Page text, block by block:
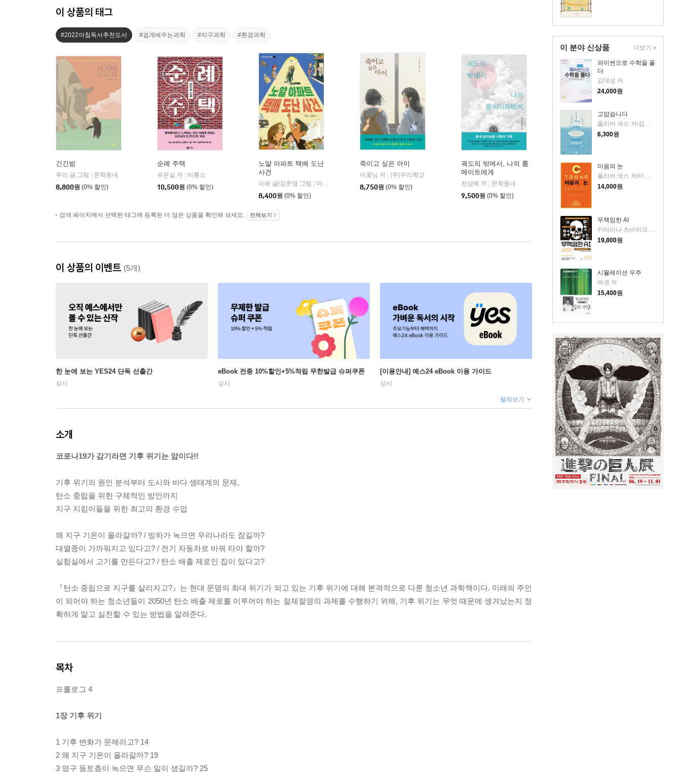
이 분야 신상품
파이썬으로 수학을 풀
다
김대성 저
24,000원
고맙습니다
올리버 색스 저/김명남 역
6,300원
마음의 눈
올리버 색스 저/이민아 역
14,000원
무책임한 AI
카타리나 츠바이크 저/유영미 역
19,800원
시뮬레이션 우주
박권 저
15,400원
더보기
이 상품의 태그
#2022아침독서추천도서 #쉽게배우는과학 #지구과학 #환경과학
긴긴밤
루리 글,그림 | 문학동네
8,800원 (0% 할인)
순례 주택
유은실 저 | 비룡소
10,500원 (0% 할인)
노얄 아파트 택배 도난
사건
이레 글/김준영 그림 | 마주별
8,400원 (0% 할인)
죽이고 싶은 아이
이꽃님 저 | (주)우리학교
8,750원 (0% 할인)
궤도의 밖에서, 나의 룸
메이트에게
전삼혜 저 | 문학동네
9,500원 (0% 할인)
검색 페이지에서 선택된 태그에 등록된 더 많은 상품을 확인해 보세요. 전체보기
이 상품의 이벤트 (5개)
한 눈에 보는 YES24 단독 선출간
상시
eBook 전종 10%할인+5%적립 무한발급 슈퍼쿠폰
상시
[이용안내] 예스24 eBook 이용 가이드
상시
펼쳐보기
소개
코로나19가 감기라면 기후 위기는 암이다!!
기후 위기의 원인 분석부터 도시와 바다 생태계의 문제,
탄소 중립을 위한 구체적인 방안까지
지구 지킴이들을 위한 최고의 환경 수업
왜 지구 기온이 올라갈까? / 빙하가 녹으면 우리나라도 잠길까?
대멸종이 가까워지고 있다고? / 전기 자동차로 바꿔 타야 할까?
실험실에서 고기를 만든다고? / 탄소 배출 제로인 집이 있다고?
『탄소 중립으로 지구를 살리자고?』는 현대 문명의 최대 위기가 되고 있는 기후 위기에 대해 본격적으로 다룬 청소년 과학책이다. 미래의 주인
이 되어야 하는 청소년들이 2050년 탄소 배출 제로를 이루어야 하는 절체절명의 과제를 수행하기 위해, 기후 위기는 무엇 때문에 생겨났는지 정
확하게 알고 실천할 수 있는 방법을 알려준다.
목차
프롤로그 4
1장 기후 위기
1 기후 변화가 문제라고? 14
2 왜 지구 기온이 올라갈까? 19
3 영구 동토층이 녹으면 무슨 일이 생길까? 25